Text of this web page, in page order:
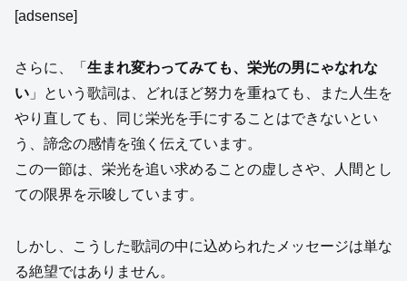
[adsense]
さらに、「 生まれ変わってみても、栄光の男にゃなれな
い 」という歌詞は、どれほど努力を重ねても、また人生を
やり直しても、同じ栄光を手にすることはできないとい
う、諦念の感情を強く伝えています。
この一節は、栄光を追い求めることの虚しさや、人間とし
ての限界を示唆しています。
しかし、こうした歌詞の中に込められたメッセージは単な
る絶望ではありません。